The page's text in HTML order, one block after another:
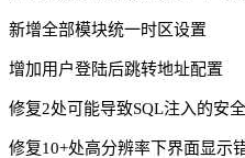
新增全部模块统一时区设置
增加用户登陆后跳转地址配置
修复2处可能导致SQL注入的安
修复10+处高分辨率下界面显示